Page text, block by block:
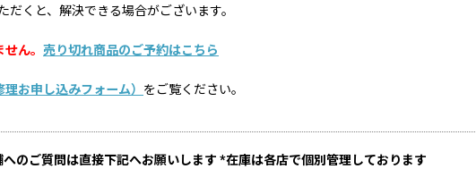
だくと、解決できる場合がございます。
ん。 売り切れ商品のご予約はこちら
お申し込みフォーム） をご覧ください。
へのご質問は直接下記へお願いします *在庫は各店で個別管理しております